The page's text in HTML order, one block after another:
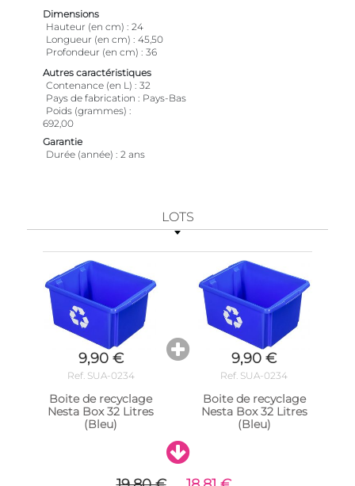
Dimensions
Hauteur (en cm)
24
Longueur (en cm)
45,50
Profondeur (en cm)
36
Autres caractéristiques
Contenance (en L)
32
Pays de fabrication
Pays-Bas
Poids (grammes)
692,00
Garantie
Durée (année)
2 ans
LOTS
9,90 €
Ref. SUA-0234
Boite de recyclage
Nesta Box 32 Litres
(Bleu)
9,90 €
Ref. SUA-0234
Boite de recyclage
Nesta Box 32 Litres
(Bleu)